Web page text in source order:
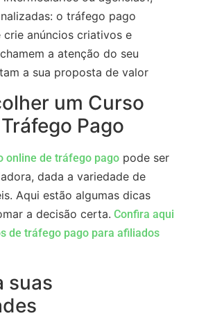
o tráfego pago
anúncios criativos e
a atenção do seu
a sua proposta de valor
um Curso
Pago
online de tráfego pago pode ser
dada a variedade de
Aqui estão algumas dicas
a decisão certa. Confira aqui
de tráfego pago para afiliados
suas